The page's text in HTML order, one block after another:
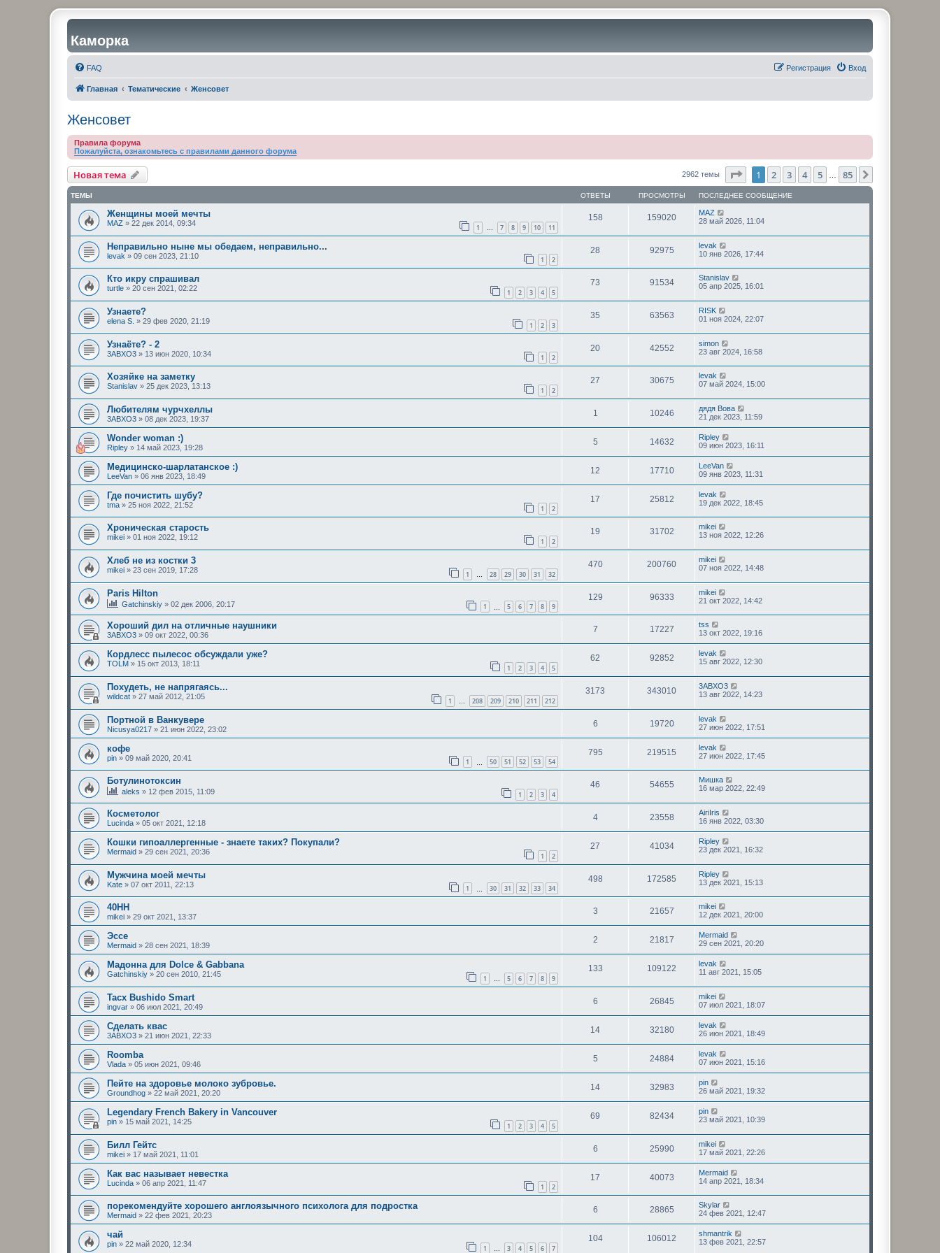
Каморка
FAQ Вход
Регистрация
Главная Тематические Женсовет
Женсовет
Правила форума
Пожалуйста, ознакомьтесь с правилами данного форума
Новая тема 2962 темы Страница1 из 85
1 2 3 4 5 85
ТЕМЫ ОТВЕТЫ ПРОСМОТРЫ ПОСЛЕДНЕЕ СООБЩЕНИЕ
Женщины моей мечты
MAZ » 22 дек 2014, 09:34 1 … 7 8 9 10 11
158 159020
MAZ
28 май 2026, 11:04
Неправильно ныне мы обедаем, неправильно...
levak » 09 сен 2023, 21:10 1 2
28 92975
levak
10 янв 2026, 17:44
Кто икру спрашивал
turtle » 20 сен 2021, 02:22 1 2 3 4 5
73 91534
Stanislav
05 апр 2025, 16:01
Узнaете?
elena S. » 29 фев 2020, 21:19 1 2 3
35 63563
RISK
01 ноя 2024, 22:07
Узнаёте? - 2
3ABXO3 » 13 июн 2020, 10:34 1 2
20 42552
simon
23 авг 2024, 16:58
Хозяйке на заметку
Stanislav » 25 дек 2023, 13:13 1 2
27 30675
levak
07 май 2024, 15:00
Любителям чурчхеллы
3ABXO3 » 08 дек 2023, 19:37
1 10246
дядя Вова
21 дек 2023, 11:59
Wonder woman :)
Ripley » 14 май 2023, 19:28
5 14632
Ripley
09 июн 2023, 16:11
Медицинско-шарлатанское :)
LeeVan » 06 янв 2023, 18:49
12 17710
LeeVan
09 янв 2023, 11:31
Где почистить шубу?
tma » 25 ноя 2022, 21:52 1 2
17 25812
levak
19 дек 2022, 18:45
Хроническая старость
mikei » 01 ноя 2022, 19:12 1 2
19 31702
mikei
13 ноя 2022, 12:26
Хлеб не из костки 3
mikei » 23 сен 2019, 17:28 1 … 28 29 30 31 32
470 200760
mikei
07 ноя 2022, 14:48
Paris Hilton
Gatchinskiy » 02 дек 2006, 20:17 1 5 6 7 8 9
129 96333
mikei
21 окт 2022, 14:42
Хороший дил на отличные наушники
3ABXO3 » 09 окт 2022, 00:36
7 17227
tss
13 окт 2022, 19:16
Кордлесс пылесос обсуждали уже?
TOLM » 15 окт 2013, 18:11 1 2 3 4 5
62 92852
levak
15 авг 2022, 12:30
Похудеть, не напрягаясь...
wildcat » 27 май 2012, 21:05 1 … 208 209 210 211 212
3173 343010
3ABXO3
13 авг 2022, 14:23
Портной в Ванкувере
Nicusya0217 » 21 июн 2022, 23:02
6 19720
levak
27 июн 2022, 17:51
кофе
pin » 09 май 2020, 20:41 1 50 51 52 53 54
795 219515
levak
27 июн 2022, 17:45
Ботулинотоксин
aleks » 12 фев 2015, 11:09 1 2 3 4
46 54655
Мишка
16 мар 2022, 22:49
Косметолог
Lucinda » 05 окт 2021, 12:18
4 23558
AiriIris
16 янв 2022, 03:30
Кошки гипоаллергенные - знаете таких? Покупали?
Mermaid » 29 сен 2021, 20:36 1 2
27 41034
Ripley
23 дек 2021, 16:32
Мужчина моей мечты
Kate » 07 окт 2011, 22:13 1 30 31 32 33 34
498 172585
Ripley
13 дек 2021, 15:13
40HH
mikei » 29 окт 2021, 13:37
3 21657
mikei
12 дек 2021, 20:00
Эссе
Mermaid » 28 сен 2021, 18:39
2 21817
Mermaid
29 сен 2021, 20:20
Мадонна для Dolce & Gabbana
Gatchinskiy » 20 сен 2010, 21:45 1 … 5 6 7 8 9
133 109122
levak
11 авг 2021, 15:05
Tacx Bushido Smart
ingvar » 06 июл 2021, 20:49
6 26845
mikei
07 июл 2021, 18:07
Сделать квас
3ABXO3 » 21 июн 2021, 22:33
14 32180
levak
26 июн 2021, 18:49
Roomba
Vlada » 05 июн 2021, 09:46
5 24884
levak
07 июн 2021, 15:16
Пейте на здоровье молоко зубровье.
Groundhog » 22 май 2021, 20:20
14 32983
pin
26 май 2021, 19:32
Legendary French Bakery in Vancouver
pin » 15 май 2021, 14:25 1 2 3 4 5
69 82434
pin
23 май 2021, 10:39
Билл Гейтс
mikei » 17 май 2021, 11:01
6 25990
mikei
17 май 2021, 22:26
Как вас называет невестка
Lucinda » 06 апр 2021, 11:47 1 2
17 40073
Mermaid
14 апр 2021, 18:34
порекомендуйте хорошего англоязычного психолога для подростка
Mermaid » 22 фев 2021, 20:23
6 28865
Skylar
24 фев 2021, 12:47
чай
pin » 22 май 2020, 12:34 1 … 3 4 5 6 7
104 106012
shmantrik
13 фев 2021, 22:57